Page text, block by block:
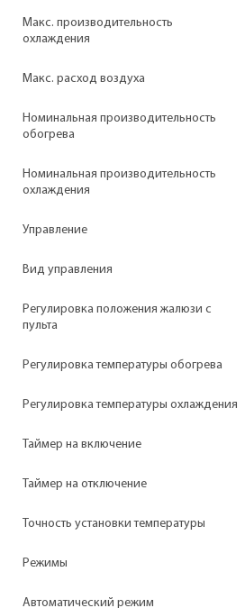
Макс. производительность
охлаждения
Макс. расход воздуха
Номинальная производительность
обогрева
Номинальная производительность
охлаждения
Управление
Вид управления
Регулировка положения жалюзи с
пульта
Регулировка температуры обогрева
Регулировка температуры охлаждения
Таймер на включение
Таймер на отключение
Точность установки температуры
Режимы
Автоматический режим